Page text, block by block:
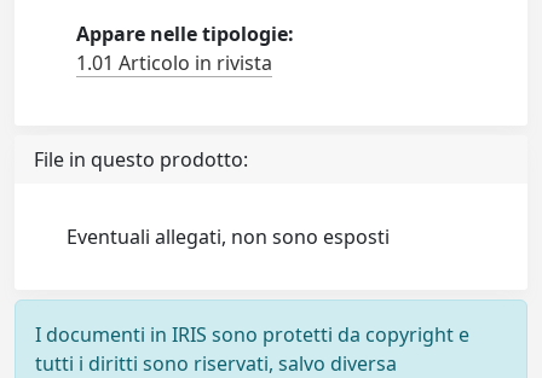
Appare nelle tipologie:
1.01 Articolo in rivista
File in questo prodotto:
Eventuali allegati, non sono esposti
I documenti in IRIS sono protetti da copyright e
tutti i diritti sono riservati, salvo diversa